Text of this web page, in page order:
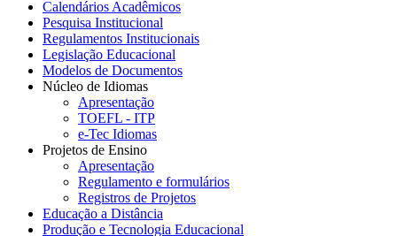
Calendários Acadêmicos
Pesquisa Institucional
Regulamentos Institucionais
Legislação Educacional
Modelos de Documentos
Núcleo de Idiomas
Apresentação
TOEFL - ITP
e-Tec Idiomas
Projetos de Ensino
Apresentação
Regulamento e formulários
Registros de Projetos
Educação a Distância
Produção e Tecnologia Educacional